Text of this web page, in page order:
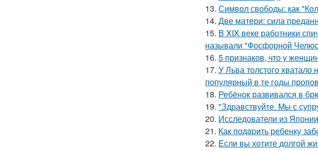
13. Символ свободы: как
14. Две матери: сила
15. В XIX веке работники
называли "Фосфорной
16. 5 признаков, что у
17. У Льва толстого
популярный в те годы
18. Ребёнок развивался в
19. "Здравствуйте. Mы с
20. Исследователи из
21. Как подapить ребенку
22. Eсли вы хотите долгой